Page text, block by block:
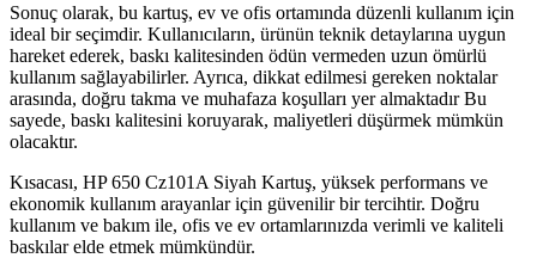
Sonuç olarak, bu kartuş, ev ve ofis ortamında düzenli kullanım için
ideal bir seçimdir. Kullanıcıların, ürünün teknik detaylarına uygun
hareket ederek, baskı kalitesinden ödün vermeden uzun ömürlü
kullanım sağlayabilirler. Ayrıca, dikkat edilmesi gereken noktalar
arasında, doğru takma ve muhafaza koşulları yer almaktadır Bu
sayede, baskı kalitesini koruyarak, maliyetleri düşürmek mümkün
olacaktır.
Kısacası, HP 650 Cz101A Siyah Kartuş, yüksek performans ve
ekonomik kullanım arayanlar için güvenilir bir tercihtir. Doğru
kullanım ve bakım ile, ofis ve ev ortamlarınızda verimli ve kaliteli
baskılar elde etmek mümkündür.